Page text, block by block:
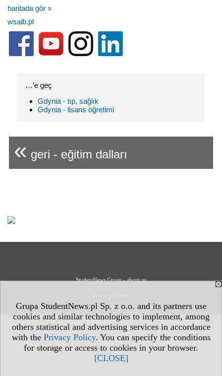
Grupa StudentNews.pl Sp. z o.o. and its partners use
cookies and similar technologies to implement, among
others statistical and advertising services in accordance
with the Privacy Policy. You can specify the conditions
for storage or access to cookies in your browser.
[CLOSE]
haritada gör »
wsaib.pl
…’e geç
Gdynia - tıp, sağlık
Gdynia - lisans öğretimi
« geri - eğitim dalları
StudentNews Group - about us